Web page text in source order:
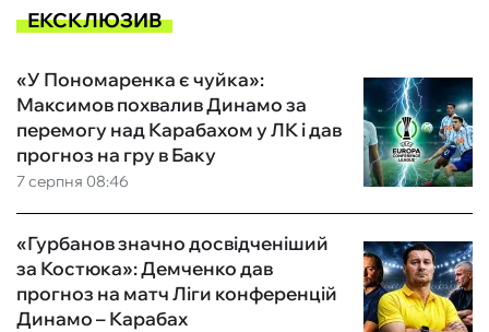
ЕКСКЛЮЗИВ
7 серпня 08:46
«У Пономаренка є чуйка»:
Максимов похвалив Динамо за
перемогу над Карабахом у ЛК і дав
прогноз на гру в Баку
«Гурбанов значно досвідченіший
за Костюка»: Демченко дав
прогноз на матч Ліги конференцій
Динамо – Карабах